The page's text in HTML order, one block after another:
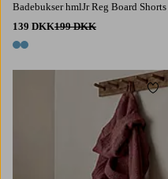
Badebukser hmlJr Reg Board Shorts
139 DKK199 DKK
2 farver
134/140